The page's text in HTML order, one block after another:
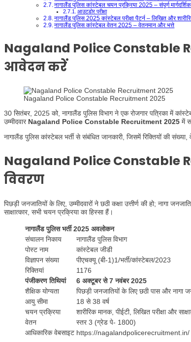
नागालैंड पुलिस कांस्टेबल चयन प्रक्रिया 2025 – संपूर्ण
आउटडोर परीक्षा
नागालैंड पुलिस 2025 कांस्टेबल परीक्षा पैटर्न – लिखित और
नागालैंड पुलिस कांस्टेबल वेतन 2025 – वेतनमान और भत्ते
Nagaland Police Constable
आवेदन करें
Nagaland Police Constable Recruitment 2025
30 सितंबर, 2025 को, नागालैंड पुलिस विभाग ने एक रोजगार पत्रिका में
उम्मीदवार Nagaland Police Constable Recruitment 2025 में
नागालैंड पुलिस कांस्टेबल भर्ती से संबंधित जानकारी, जिसमें रिक्तियों की
Nagaland Police Constable
विवरण
पिछड़ी जनजातियों के लिए, उम्मीदवारों ने छठी कक्षा उत्तीर्ण की हो; नागा
साक्षात्कार, सभी चयन प्रक्रिया का हिस्सा हैं।
नागालैंड पुलिस भर्ती 2025 अवलोकन
संचालन निकाय
नागालैंड पुलिस विभाग
पोस्ट नाम
कांस्टेबल जीडी
विज्ञापन संख्या
पीएचक्यू (बी-1)1/भर्ती/कांस्टेबल/2023
रिक्तियां
1176
पंजीकरण तिथियां
6 अक्टूबर से 7 नवंबर 2025
शैक्षिक योग्यता
पिछड़ी जनजातियों के लिए छठी पास और नागा
आयु सीमा
18 से 38 वर्ष
चयन प्रक्रिया
शारीरिक मानक, पीईटी, लिखित परीक्षा और
वेतन
स्तर 3 (ग्रेड पे- 1800)
आधिकारिक वेबसाइट https://nagalandpolicerecruitment.in/